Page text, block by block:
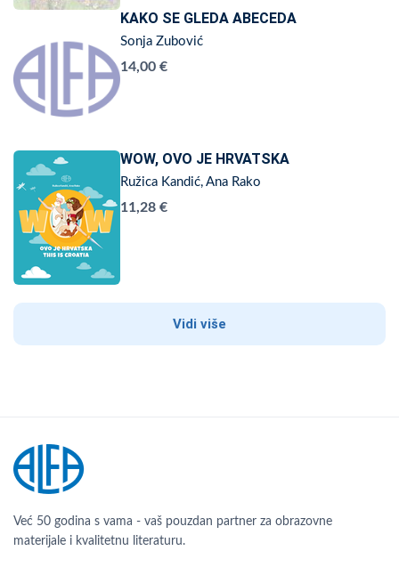
KAKO SE GLEDA ABECEDA
Sonja Zubović
14,00 €
WOW, OVO JE HRVATSKA
Ružica Kandić, Ana Rako
11,28 €
Vidi više
Već 50 godina s vama - vaš pouzdan partner za obrazovne
materijale i kvalitetnu literaturu.